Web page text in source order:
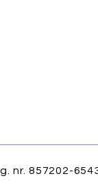
nr. 857202-